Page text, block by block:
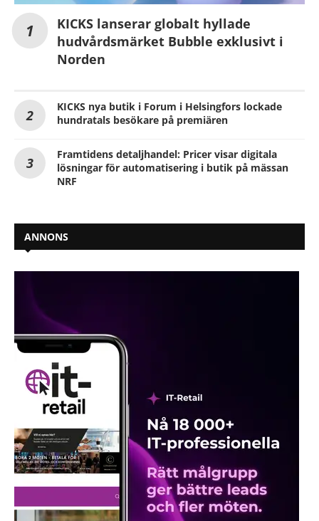
KICKS lanserar globalt hyllade
hudvårdsmärket Bubble exklusivt i
Norden
KICKS nya butik i Forum i Helsingfors lockade
hundratals besökare på premiären
Framtidens detaljhandel: Pricer visar digitala
lösningar för automatisering i butik på mässan
NRF
ANNONS